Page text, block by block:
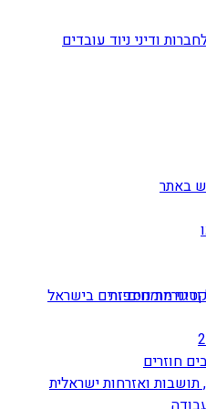
באתר
חוזרים
מומחים זרים בישראל
ואזרחות ישראלית